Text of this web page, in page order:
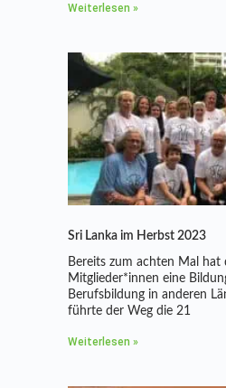
Weiterlesen »
Sri Lanka im Herbst 2023
Bereits zum achten Mal hat
Mitglieder*innen eine
Berufsbildung in anderen
führte der Weg die 21
Weiterlesen »